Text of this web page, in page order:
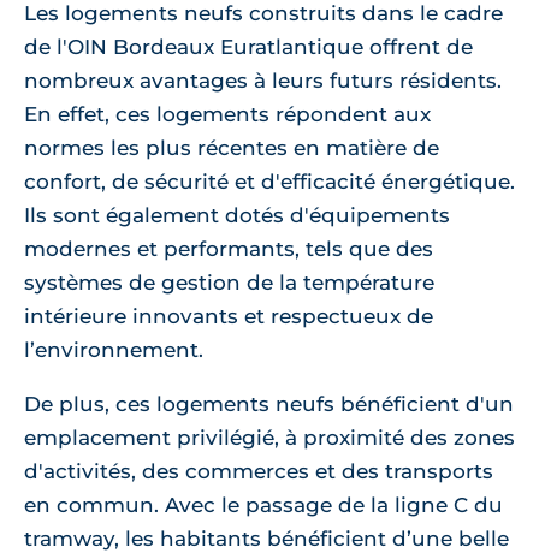
Les logements neufs construits dans le cadre
de l'OIN Bordeaux Euratlantique offrent de
nombreux avantages à leurs futurs résidents.
En effet, ces logements répondent aux
normes les plus récentes en matière de
confort, de sécurité et d'efficacité énergétique.
Ils sont également dotés d'équipements
modernes et performants, tels que des
systèmes de gestion de la température
intérieure innovants et respectueux de
l’environnement.
De plus, ces logements neufs bénéficient d'un
emplacement privilégié, à proximité des zones
d'activités, des commerces et des transports
en commun. Avec le passage de la ligne C du
tramway, les habitants bénéficient d’une belle